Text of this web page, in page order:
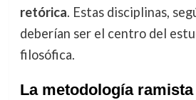
retórica. Estas disciplinas,
deberían ser el centro del
filosófica.
La metodología ramista